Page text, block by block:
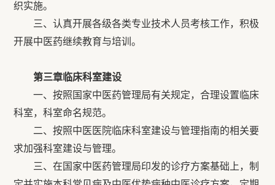
织实施。
三、认真开展各级各类专业技术人员考核工作，积极
开展中医药继续教育与培训。
第三章临床科室建设
一、按照国家中医药管理局有关规定，合理设置临床
科室，科室命名规范。
二、按照中医医院临床科室建设与管理指南的相关要
求加强科室建设与管理。
三、在国家中医药管理局印发的诊疗方案基础上，制